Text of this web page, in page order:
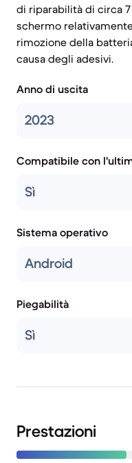
di riparabilità di circa
schermo
rimozione della
causa degli adesivi.
Anno di uscita
2023
Compatibile con
Sì
Sistema operativo
Android
Piegabilità
Sì
Prestazioni